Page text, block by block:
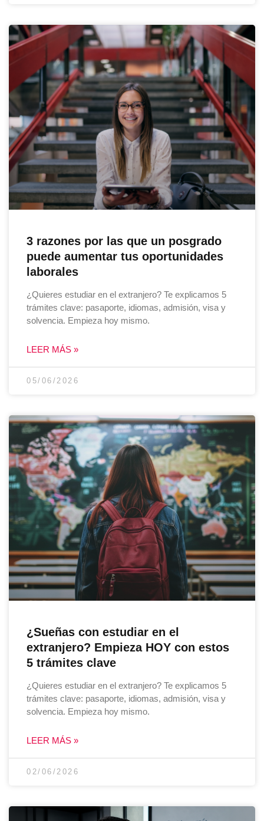
3 razones por las que un posgrado
puede aumentar tus oportunidades
laborales
¿Quieres estudiar en el extranjero? Te explicamos 5
trámites clave: pasaporte, idiomas, admisión, visa y
solvencia. Empieza hoy mismo.
LEER MÁS »
05/06/2026
¿Sueñas con estudiar en el
extranjero? Empieza HOY con estos
5 trámites clave
¿Quieres estudiar en el extranjero? Te explicamos 5
trámites clave: pasaporte, idiomas, admisión, visa y
solvencia. Empieza hoy mismo.
LEER MÁS »
02/06/2026